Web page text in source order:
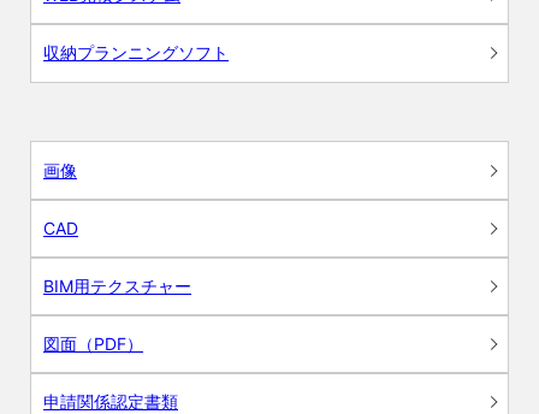
収納プランニングソフト
画像
CAD
BIM用テクスチャー
図面（PDF）
申請関係認定書類